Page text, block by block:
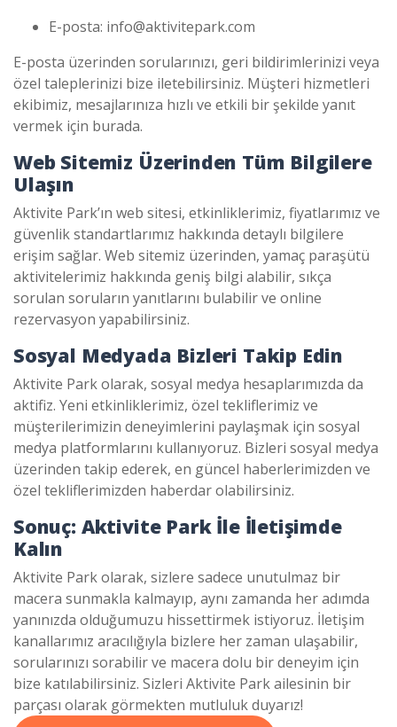
E-posta: info@aktivitepark.com
E-posta üzerinden sorularınızı, geri bildirimlerinizi veya
özel taleplerinizi bize iletebilirsiniz. Müşteri hizmetleri
ekibimiz, mesajlarınıza hızlı ve etkili bir şekilde yanıt
vermek için burada.
Web Sitemiz Üzerinden Tüm Bilgilere
Ulaşın
Aktivite Park’ın web sitesi, etkinliklerimiz, fiyatlarımız ve
güvenlik standartlarımız hakkında detaylı bilgilere
erişim sağlar. Web sitemiz üzerinden, yamaç paraşütü
aktivitelerimiz hakkında geniş bilgi alabilir, sıkça
sorulan soruların yanıtlarını bulabilir ve online
rezervasyon yapabilirsiniz.
Sosyal Medyada Bizleri Takip Edin
Aktivite Park olarak, sosyal medya hesaplarımızda da
aktifiz. Yeni etkinliklerimiz, özel tekliflerimiz ve
müşterilerimizin deneyimlerini paylaşmak için sosyal
medya platformlarını kullanıyoruz. Bizleri sosyal medya
üzerinden takip ederek, en güncel haberlerimizden ve
özel tekliflerimizden haberdar olabilirsiniz.
Sonuç: Aktivite Park İle İletişimde
Kalın
Aktivite Park olarak, sizlere sadece unutulmaz bir
macera sunmakla kalmayıp, aynı zamanda her adımda
yanınızda olduğumuzu hissettirmek istiyoruz. İletişim
kanallarımız aracılığıyla bizlere her zaman ulaşabilir,
sorularınızı sorabilir ve macera dolu bir deneyim için
bize katılabilirsiniz. Sizleri Aktivite Park ailesinin bir
parçası olarak görmekten mutluluk duyarız!